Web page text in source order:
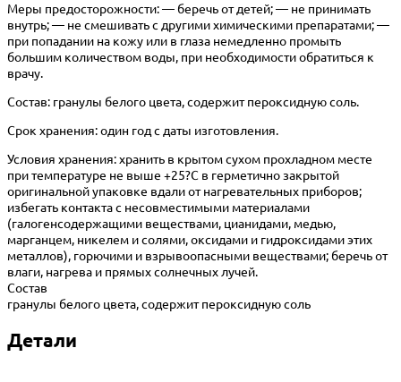
Меры предосторожности: — беречь от детей; — не принимать
внутрь; — не смешивать с другими химическими препаратами; —
при попадании на кожу или в глаза немедленно промыть
большим количеством воды, при необходимости обратиться к
врачу.
Состав: гранулы белого цвета, содержит пероксидную соль.
Срок хранения: один год с даты изготовления.
Условия хранения: хранить в крытом сухом прохладном месте
при температуре не выше +25?С в герметично закрытой
оригинальной упаковке вдали от нагревательных приборов;
избегать контакта с несовместимыми материалами
(галогенсодержащими веществами, цианидами, медью,
марганцем, никелем и солями, оксидами и гидроксидами этих
металлов), горючими и взрывоопасными веществами; беречь от
влаги, нагрева и прямых солнечных лучей.
Состав
гранулы белого цвета, содержит пероксидную соль
Детали